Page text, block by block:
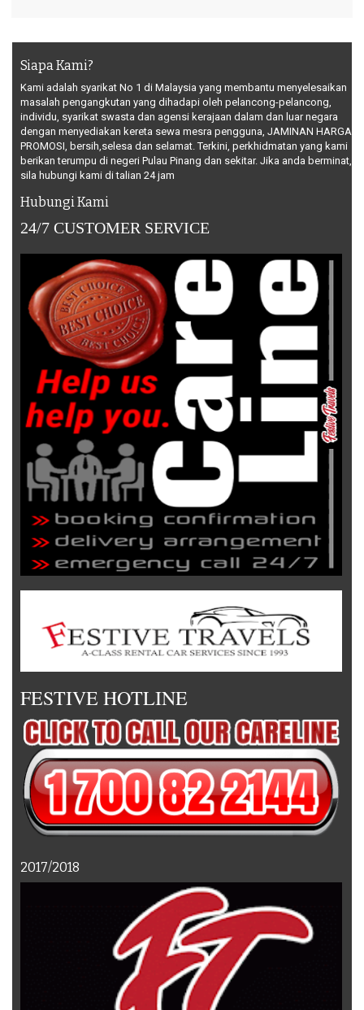
Siapa Kami?
Kami adalah syarikat No 1 di Malaysia yang membantu menyelesaikan
masalah pengangkutan yang dihadapi oleh pelancong-pelancong,
individu, syarikat swasta dan agensi kerajaan dalam dan luar negara
dengan menyediakan kereta sewa mesra pengguna, JAMINAN HARGA
PROMOSI, bersih,selesa dan selamat. Terkini, perkhidmatan yang kami
berikan terumpu di negeri Pulau Pinang dan sekitar. Jika anda berminat,
sila hubungi kami di talian 24 jam
Hubungi Kami
24/7 CUSTOMER SERVICE
FESTIVE HOTLINE
2017/2018